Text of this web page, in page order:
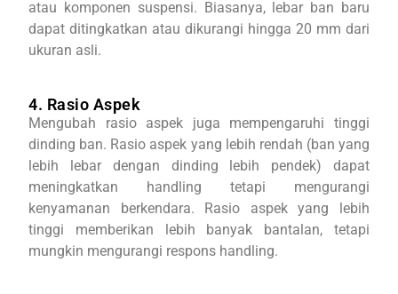
atau komponen suspensi. Biasanya, lebar ban baru
dapat ditingkatkan atau dikurangi hingga 20 mm dari
ukuran asli.
4. Rasio Aspek
Mengubah rasio aspek juga mempengaruhi tinggi
dinding ban. Rasio aspek yang lebih rendah (ban yang
lebih lebar dengan dinding lebih pendek) dapat
meningkatkan handling tetapi mengurangi
kenyamanan berkendara. Rasio aspek yang lebih
tinggi memberikan lebih banyak bantalan, tetapi
mungkin mengurangi respons handling.